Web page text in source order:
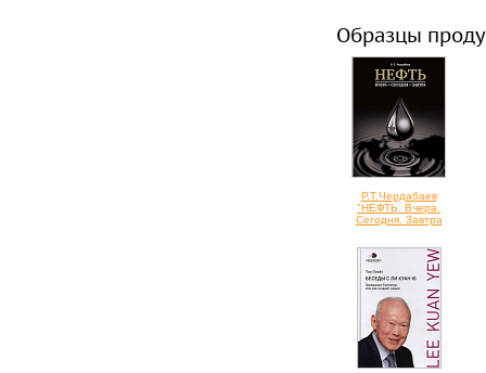
Образцы
Р.Т.Чердабаев
"НЕФТЬ. Вчера.
Сегодня. Завтра